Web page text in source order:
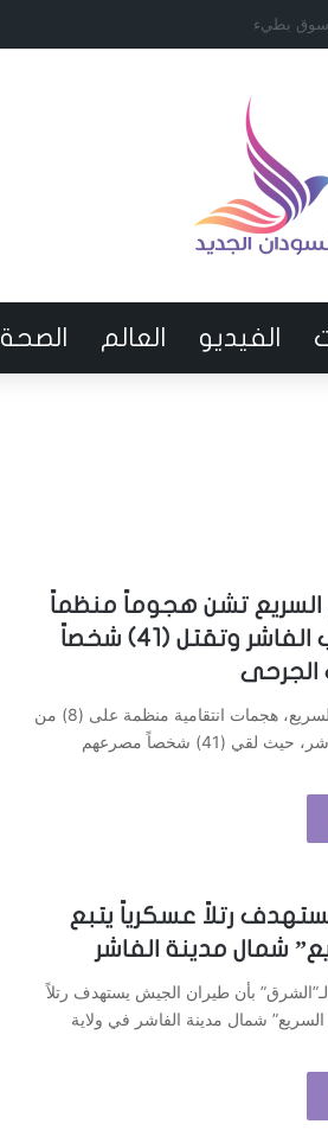
الفيديو العالم الصحة
السريع تشن هجوماً منظماً
على قرى غرب الفاشر وتقتل (41) شخصاً
شنت مليشيا الدعم السريع، هجمات انتقامية منظمة على (8) من
قرى غرب مدينة الفاشر، حيث لقي (41) شخصاً مصرعهم
رتلاً عسكرياً يتبع
شمال مدينة الفاشر
بأن طيران الجيش يستهدف رتلاً
السريع” شمال مدينة الفاشر في ولاية